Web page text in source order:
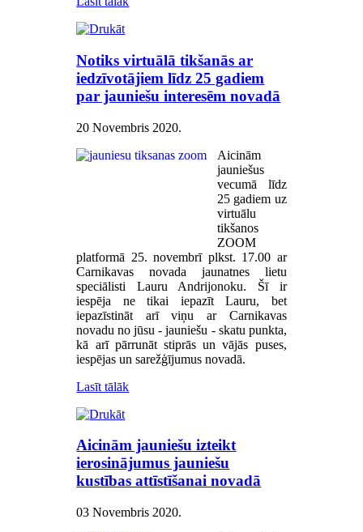
Notiks virtuālā tikšanās ar
iedzīvotājiem līdz 25 gadiem
par jauniešu interesēm novadā
20 Novembris 2020.
Aicinām
jauniešus
vecumā līdz
25 gadiem uz
virtuālu
tikšanos
ZOOM
platformā 25. novembrī plkst. 17.00 ar
Carnikavas novada jaunatnes lietu
speciālisti Lauru Andrijonoku. Šī ir
iespēja ne tikai iepazīt Lauru, bet
iepazīstināt arī viņu ar Carnikavas
novadu no jūsu - jauniešu - skatu punkta,
kā arī pārrunāt stiprās un vājās puses,
iespējas un sarežģījumus novadā.
Lasīt tālāk
Aicinām jauniešu izteikt
ierosinājumus jauniešu
kustības attīstīšanai novadā
03 Novembris 2020.